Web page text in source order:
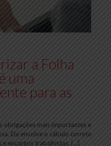
a Folha
uma
para as
obrigações mais importantes e
Ela envolve o cálculo correto
encargos trabalhistas, […]